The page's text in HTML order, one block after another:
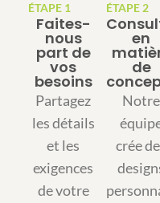
ÉTAPE 1
Faites-
nous
part de
vos
besoins
Partagez
les détails
et les
exigences
de votre
ÉTAPE 2
en
de
Notre
crée